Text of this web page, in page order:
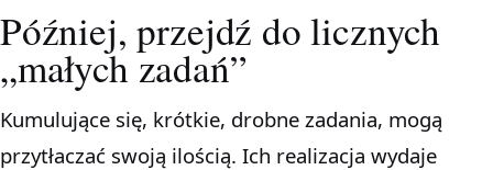
Później, przejdź do licznych
„małych zadań”
Kumulujące się, krótkie, drobne zadania, mogą
przytłaczać swoją ilością. Ich realizacja wydaje